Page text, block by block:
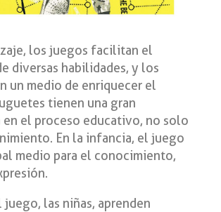
los juegos facilitan el
diversas habilidades, y los
un medio de enriquecer el
tienen una gran
en el proceso educativo, no solo
En la infancia, el juego
medio para el conocimiento,
juego, las niñas, aprenden